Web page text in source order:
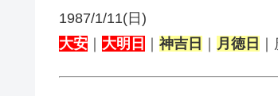
1987/1/11(日)
大安 ｜ 大明日 ｜ 神吉日 ｜ 月徳日